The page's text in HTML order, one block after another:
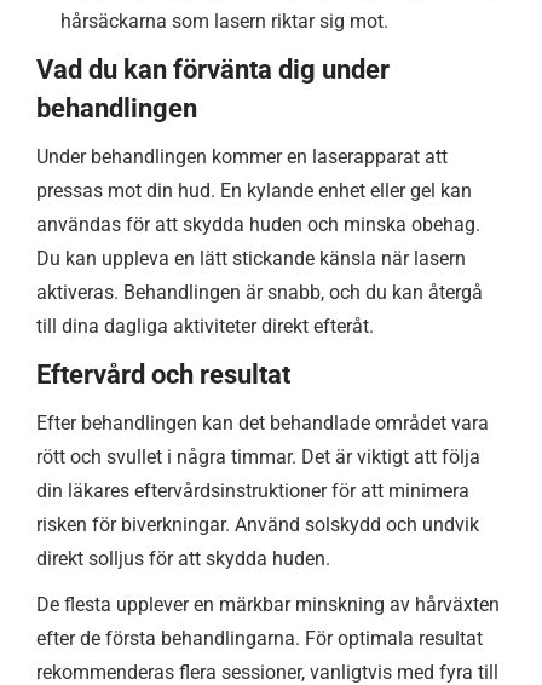
hårsäckarna som lasern riktar sig mot.
Vad du kan förvänta dig under
behandlingen
Under behandlingen kommer en laserapparat att
pressas mot din hud. En kylande enhet eller gel kan
användas för att skydda huden och minska obehag.
Du kan uppleva en lätt stickande känsla när lasern
aktiveras. Behandlingen är snabb, och du kan återgå
till dina dagliga aktiviteter direkt efteråt.
Eftervård och resultat
Efter behandlingen kan det behandlade området vara
rött och svullet i några timmar. Det är viktigt att följa
din läkares eftervårdsinstruktioner för att minimera
risken för biverkningar. Använd solskydd och undvik
direkt solljus för att skydda huden.
De flesta upplever en märkbar minskning av hårväxten
efter de första behandlingarna. För optimala resultat
rekommenderas flera sessioner, vanligtvis med fyra till